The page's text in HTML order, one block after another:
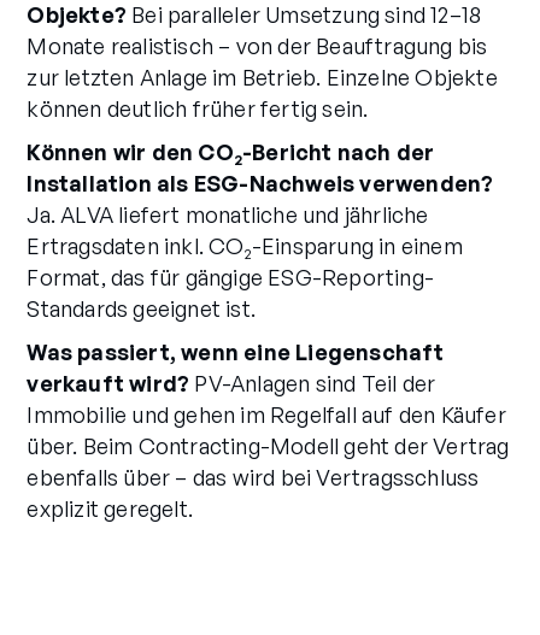
Objekte? Bei paralleler Umsetzung sind 12–18
Monate realistisch – von der Beauftragung bis
zur letzten Anlage im Betrieb. Einzelne Objekte
können deutlich früher fertig sein.
Können wir den CO₂-Bericht nach der
Installation als ESG-Nachweis verwenden?
Ja. ALVA liefert monatliche und jährliche
Ertragsdaten inkl. CO₂-Einsparung in einem
Format, das für gängige ESG-Reporting-
Standards geeignet ist.
Was passiert, wenn eine Liegenschaft
verkauft wird? PV-Anlagen sind Teil der
Immobilie und gehen im Regelfall auf den Käufer
über. Beim Contracting-Modell geht der Vertrag
ebenfalls über – das wird bei Vertragsschluss
explizit geregelt.